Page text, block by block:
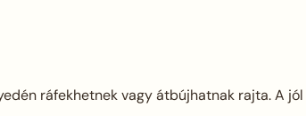
ráfekhetnek vagy átbújhatnak rajta. A